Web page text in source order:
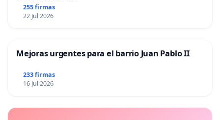
https://www.mpr.gob.es/servicios/participacion/
seguridad-nacional-informaci-n-p-blica.aspx
los tienen, ya saben quién eres. Esta puede ser la
oírnos el MISMÍSIMO Congreso de los "mantenidos"
IMPORTANTE
255 firmas
22 Jul 2026
Mejoras urgentes para el barrio Juan Pablo II
233 firmas
16 Jul 2026